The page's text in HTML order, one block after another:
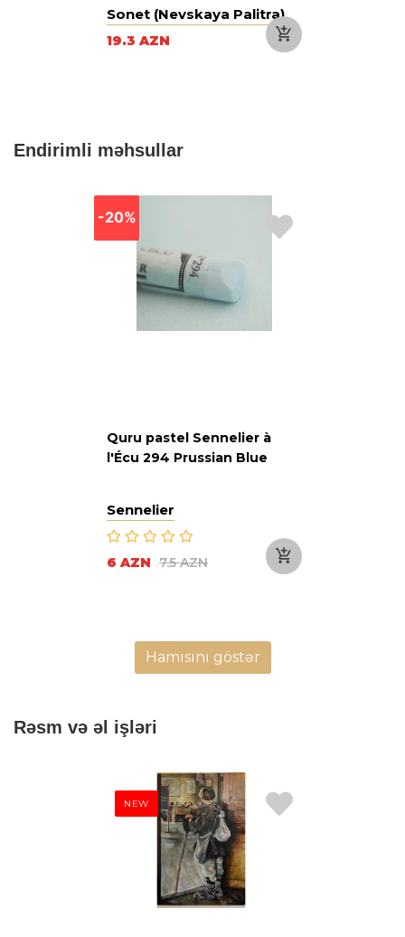
Sonet (Nevskaya Palitra)
19.3 AZN
Endirimli məhsullar
-20%
Quru pastel Sennelier à
l'Écu 294 Prussian Blue
Sennelier
6 AZN 7.5 AZN
Hamısını göstər
Rəsm və əl işləri
NEW